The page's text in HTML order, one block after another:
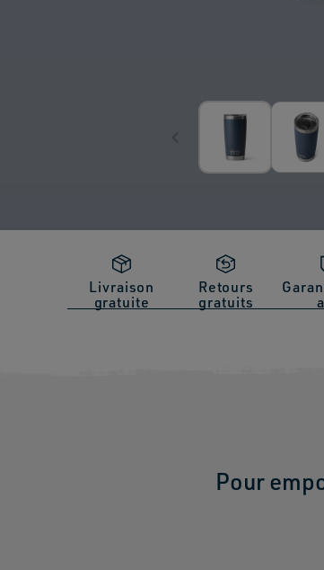
Livraison
gratuite
Retours
gratuits
Pour